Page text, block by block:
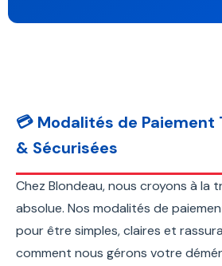
💳 Modalités de Paiement
& Sécurisées
Chez Blondeau, nous croyons à la
absolue. Nos modalités de
pour être simples, claires et
comment nous gérons votre